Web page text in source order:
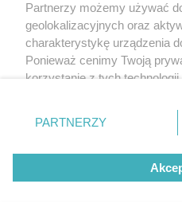
Partnerzy możemy używać
geolokalizacyjnych oraz
charakterystykę urządzenia
Ponieważ cenimy Twoją
korzystanie z tych
zmienić/wycofać klikając
znajdujący się w lewym
rodzaje przetwarzania
użytkownika, ale masz
przetwarzaniu. Preferencje
PARTNERZY